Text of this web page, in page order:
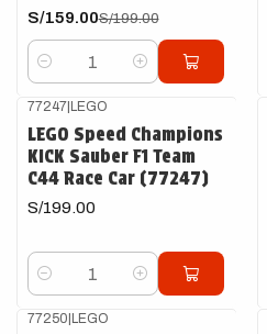
S/159.00S/199.00
Cantidad
77247|LEGO
LEGO Speed Champions
KICK Sauber F1 Team
C44 Race Car (77247)
S/199.00
Cantidad
77250|LEGO